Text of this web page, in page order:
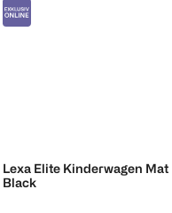
Lexa Elite Kinderwagen Mat
Black